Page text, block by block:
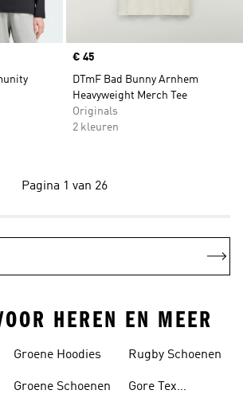
Price
€ 45
DTmF Bad Bunny Arnhem
Heavyweight Merch Tee
Originals
2 kleuren
Pagina 1 van 26
HEREN EN MEER
Groene Hoodies
Groene Schoenen
Rugby Schoenen
Gore Tex